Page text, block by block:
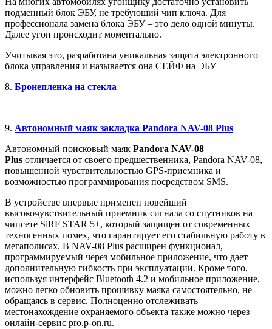
подменный блок ЭБУ, не требующий чип ключа. Для
профессионала замена блока ЭБУ – это дело одной минуты.
Далее угон происходит моментально.
Учитывая это, разработана уникальная защита электронного
блока управления и называется она СЕЙФ на ЭБУ
8. Бронепленка на стекла
9. Автономный маяк закладка Pandora NAV-08 Plus
Автономный поисковый маяк Pandora NAV-08
Plus отличается от своего предшественника, Pandora NAV-08,
повышенной чувствительностью GPS-приемника и
возможностью программирования посредством SMS.
В устройстве впервые применен новейший
высокочувствительный приемник сигнала со спутников на
чипсете SiRF STAR 5+, который защищен от современных
техногенных помех, что гарантирует его стабильную работу в
мегаполисах. В NAV-08 Plus расширен функционал,
программируемый через мобильное приложение, что дает
дополнительную гибкость при эксплуатации. Кроме того,
используя интерфейс Bluetooth 4.2 и мобильное приложение,
можно легко обновить прошивку маяка самостоятельно, не
обращаясь в сервис. Полноценно отслеживать
местонахождение охраняемого объекта также можно через
онлайн-сервис pro.p-on.ru.